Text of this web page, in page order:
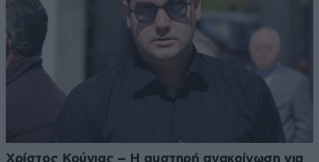
Χρίστος Κούγιας – Η αυστηρή ανακοίνωση για